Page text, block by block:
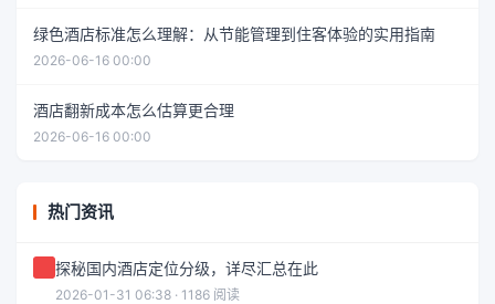
绿色酒店标准怎么理解：从节能管理到住客体验的实用指南
2026-06-16 00:00
酒店翻新成本怎么估算更合理
2026-06-16 00:00
热门资讯
探秘国内酒店定位分级，详尽汇总在此
2026-01-31 06:38 · 1186 阅读